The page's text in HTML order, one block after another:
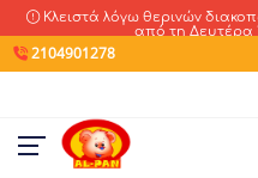
Κλειστά λόγω θερινών
από τη Δευτέρα
2104901278